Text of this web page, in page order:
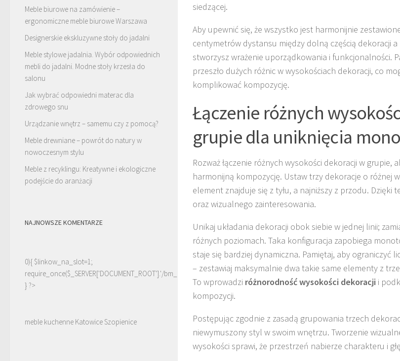
siedzącej.
Aby upewnić się, że wszystko jest harmonijnie
centymetrów dystansu między dolną częścią dekoracji
stworzysz wrażenie uporządkowania i funkcjonalności.
przeszło dużych różnic w wysokościach dekoracji, co
komplikować kompozycję.
Łączenie różnych
grupie dla uniknięcia
Rozważ łączenie różnych wysokości dekoracji w grupie,
harmonijną kompozycję. Ustaw trzy dekoracje o różnej
element znajduje się z tyłu, a najniższy z przodu. Dzięki
oraz wizualnego zainteresowania.
Unikaj układania dekoracji obok siebie w jednej linii;
różnych poziomach. Taka konfiguracja zapobiega
staje się bardziej dynamiczna. Pamiętaj, aby ograniczyć
– zestawiaj maksymalnie dwa takie same elementy z
To wprowadzi różnorodność wysokości dekoracji i
kompozycji.
Postępując zgodnie z zasadą grupowania trzech
niewymuszony styl w swoim wnętrzu. Tworzenie
wysokości sprawi, że przestrzeń nabierze charakteru i
Meble biurowe na zamówienie –
ergonomiczne meble biurowe Warszawa
Designerskie ekskluzywne stoły do jadalni
Meble stylowe jadalnia. Wybór odpowiednich
mebli do jadalni. Modne stoły krzesła do
salonu
Jak wybrać odpowiedni materac dla
zdrowego snu
Urządzanie wnętrz – samemu czy z pomocą?
Meble drewniane – powrót do natury w
nowoczesnym stylu
Meble z recyklingu: Kreatywne i ekologiczne
podejście do aranżacji
NAJNOWSZE KOMENTARZE
0){ $linkow_na_slot=1;
require_once($_SERVER['DOCUMENT_ROOT'].'/bm_linki.php');
} ?>
meble kuchenne Katowice Szopienice